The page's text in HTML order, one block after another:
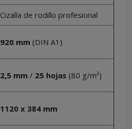
Cizalla de rodillo profesional
920 mm (DIN A1)
2,5 mm / 25 hojas (80 g/m²)
1120 x 384 mm